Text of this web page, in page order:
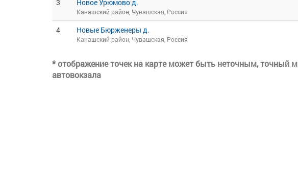
3 Новое Урюмово д.
Канашский район, Чувашская, Россия
4 Новые Бюрженеры д.
Канашский район, Чувашская, Россия
* отображение точек на карте может быть неточным, точный
автовокзала